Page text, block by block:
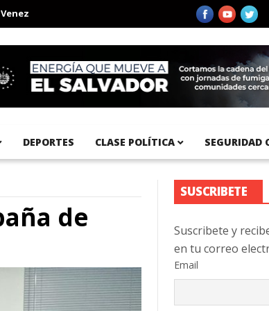
Aeropuerto Internacional del Pacífico registra
DEPORTES CLASE POLÍTICA SEGURIDAD
de
SUSCRIBETE
Suscribete y
en tu correo
Email